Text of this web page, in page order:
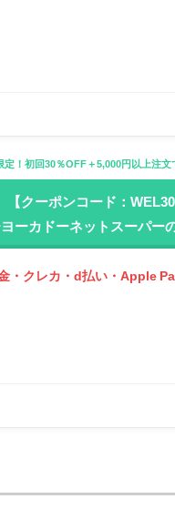
定！初回30％OFF＋5,000円以上注文
【クーポンコード：
ーカドーネットスーパー
・クレカ・d払い・Apple